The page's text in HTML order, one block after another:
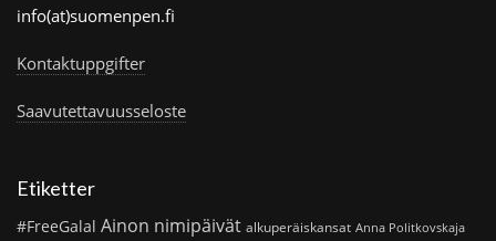
info(at)suomenpen.fi
Kontaktuppgifter
Saavutettavuusseloste
Etiketter
#FreeGalal Ainon nimipäivät alkuperäiskansat Anna Politkovskaja